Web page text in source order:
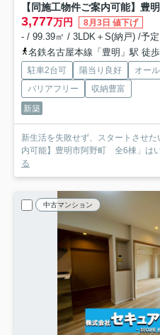
【同施工物件ご案内可能】
3,777万円 8月3日 値下げ
- / 99.39㎡ / 3LDK＋S(納戸) /予定
名鉄名古屋本線「豊明」駅 徒
駐車2台可 陽当り良好 オー
バリアフリー
収納豊富
新築
新生活を失敗せず、スタートさせ
内可能】豊明市阿野町 全6棟」は
る
中古マンション